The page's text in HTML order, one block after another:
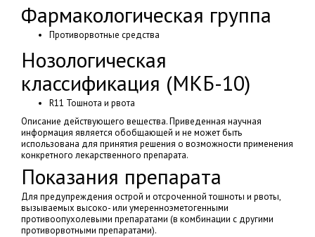
Фармакологическая группа
Противорвотные средства
Нозологическая
классификация (МКБ-10)
R11 Тошнота и рвота
Описание действующего вещества. Приведенная научная
информация является обобщающей и не может быть
использована для принятия решения о возможности применения
конкретного лекарственного препарата.
Показания препарата
Для предупреждения острой и отсроченной тошноты и рвоты,
вызываемых высоко- или умеренноэметогенными
противоопухолевыми препаратами (в комбинации с другими
противорвотными препаратами).